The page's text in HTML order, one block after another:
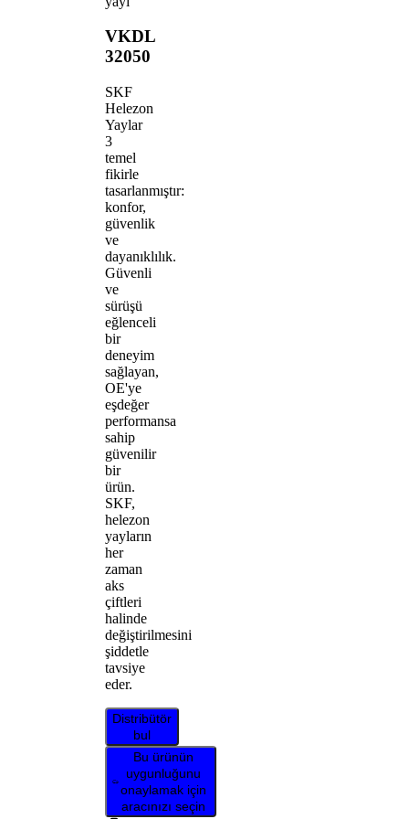
VKDL
32050
SKF
Helezon
Yaylar
3
temel
fikirle
tasarlanmıştır:
konfor,
güvenlik
ve
dayanıklılık.
Güvenli
ve
sürüşü
eğlenceli
bir
deneyim
sağlayan,
OE'ye
eşdeğer
performansa
sahip
güvenilir
bir
ürün.
SKF,
helezon
yayların
her
zaman
aks
çiftleri
halinde
değiştirilmesini
şiddetle
tavsiye
eder.
Distribütör
bul
Bu ürünün
uygunluğunu
onaylamak için
aracınızı seçin